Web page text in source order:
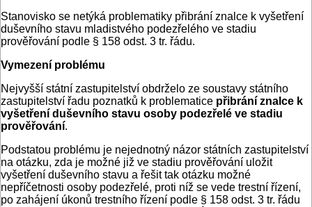
Stanovisko se netýká problematiky přibrání znalce k vyšetření
duševního stavu mladistvého podezřelého ve stadiu
prověřování podle § 158 odst. 3 tr. řádu.
Vymezení problému
Nejvyšší státní zastupitelství obdrželo ze soustavy státního
zastupitelství řadu poznatků k problematice přibrání znalce k
vyšetření duševního stavu osoby podezřelé ve stadiu
prověřování.
Podstatou problému je nejednotný názor státních zastupitelství
na otázku, zda je možné již ve stadiu prověřování uložit
vyšetření duševního stavu a řešit tak otázku možné
nepříčetnosti osoby podezřelé, proti níž se vede trestní řízení,
po zahájení úkonů trestního řízení podle § 158 odst. 3 tr. řádu